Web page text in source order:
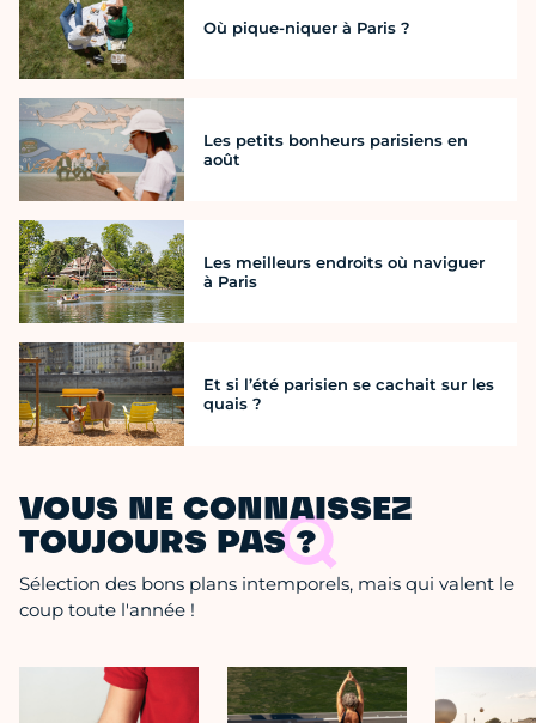
Où pique-niquer à Paris ?
Les petits bonheurs parisiens en
août
Les meilleurs endroits où naviguer
à Paris
Et si l’été parisien se cachait sur les
quais ?
VOUS NE CONNAISSEZ
TOUJOURS PAS ?
Sélection des bons plans intemporels, mais qui valent le
coup toute l'année !